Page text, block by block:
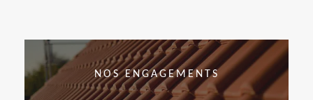
NOS ENGAGEMENTS